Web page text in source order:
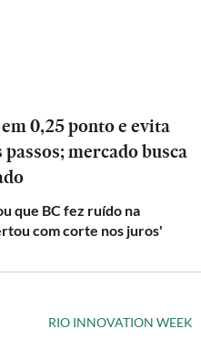
0,25 ponto e evita
mercado busca
que BC fez ruído na
com corte nos juros'
RIO INNOVATION WEEK